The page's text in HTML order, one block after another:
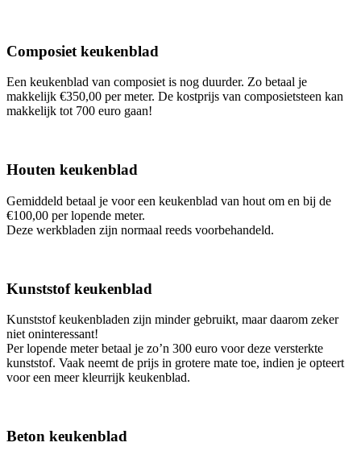
Composiet keukenblad
Een keukenblad van composiet is nog duurder. Zo betaal je
makkelijk €350,00 per meter. De kostprijs van composietsteen kan
makkelijk tot 700 euro gaan!
Houten keukenblad
Gemiddeld betaal je voor een keukenblad van hout om en bij de
€100,00 per lopende meter.
Deze werkbladen zijn normaal reeds voorbehandeld.
Kunststof keukenblad
Kunststof keukenbladen zijn minder gebruikt, maar daarom zeker
niet oninteressant!
Per lopende meter betaal je zo’n 300 euro voor deze versterkte
kunststof. Vaak neemt de prijs in grotere mate toe, indien je opteert
voor een meer kleurrijk keukenblad.
Beton keukenblad